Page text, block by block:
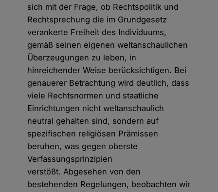
sich mit der Frage, ob Rechtspolitik und
Rechtsprechung die im Grundgesetz
verankerte Freiheit des Individuums,
gemäß seinen eigenen weltanschaulichen
Überzeugungen zu leben, in
hinreichender Weise berücksichtigen. Bei
genauerer Betrachtung wird deutlich, dass
viele Rechtsnormen und staatliche
Einrichtungen nicht weltanschaulich
neutral gehalten sind, sondern auf
spezifischen religiösen Prämissen
beruhen, was gegen oberste
Verfassungsprinzipien
verstößt. Abgesehen von den
bestehenden Regelungen, beobachten wir